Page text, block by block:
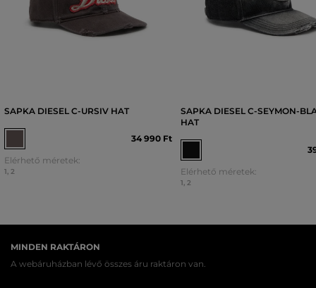
SAPKA DIESEL C-URSIV HAT
34 990 Ft
Elérhető méretek:
1, 2
SAPKA DIESEL C-SEYMON-
HAT
Elérhető méretek:
1, 2
MINDEN RAKTÁRON
A webáruházban lévő összes áru raktáron van.